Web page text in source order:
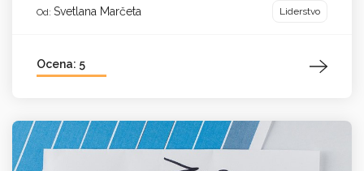
Od: Svetlana Marčeta Liderstvo
Ocena: 5